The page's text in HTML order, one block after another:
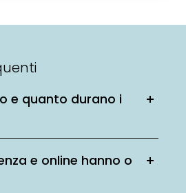
e quanto durano i
e online hanno o